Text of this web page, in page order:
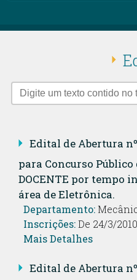
Edital de Abertura
para Concurso Público
DOCENTE por tempo
área de Eletrônica.
Departamento:
Inscrições:De 24/3/
Mais Detalhes
Edital de Abertura